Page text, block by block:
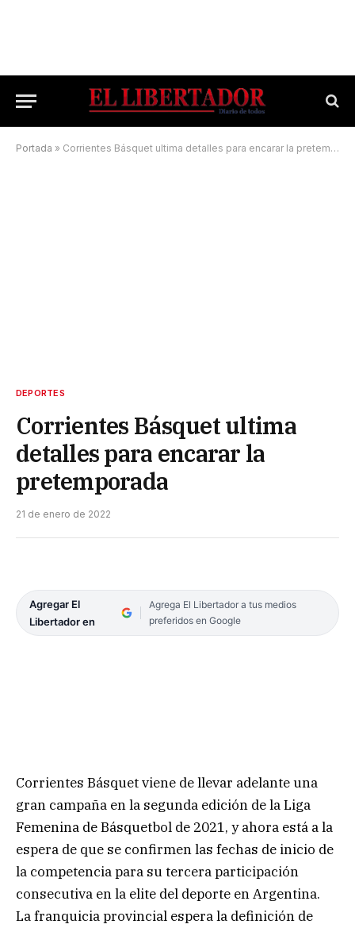
Portada » Corrientes Básquet ultima detalles para encarar la pretemporada
DEPORTES
Corrientes Básquet ultima
detalles para encarar la
pretemporada
21 de enero de 2022
Agregar El
Libertador en
Agrega El Libertador a tus medios
preferidos en Google
Corrientes Básquet viene de llevar adelante una
gran campaña en la segunda edición de la Liga
Femenina de Básquetbol de 2021, y ahora está a la
espera de que se confirmen las fechas de inicio de
la competencia para su tercera participación
consecutiva en la elite del deporte en Argentina.
La franquicia provincial espera la definición de